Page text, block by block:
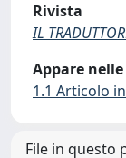
Rivista
IL
Appare
1.1 Articolo
File in questo